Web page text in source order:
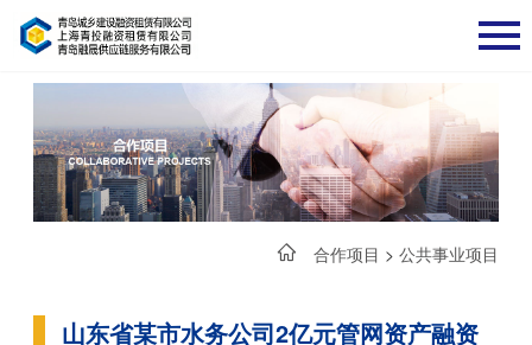
合作项目 >公共事业项目
山东省某市水务公司2亿元管网资产融资